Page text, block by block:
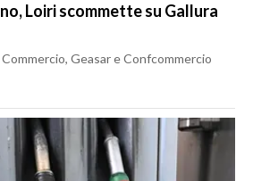
Loiri scommette su Gallura
Geasar e Confcommercio